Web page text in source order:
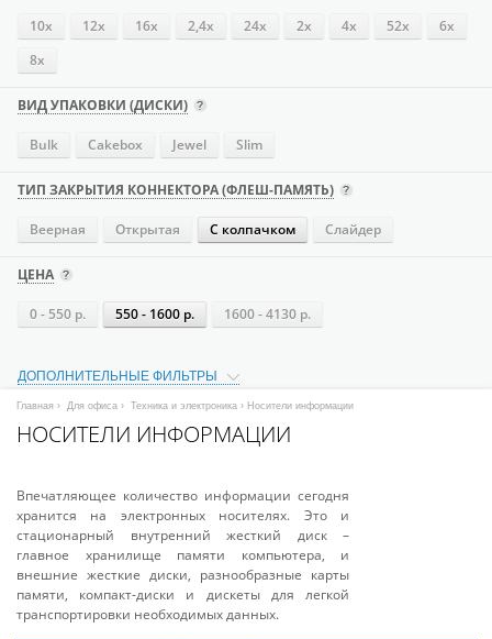
10x 12x 16х 2,4x 24х 2x 4х 52х
6x
8x
ВИД УПАКОВКИ (ДИСКИ)
Bulk Cakebox Jewel Slim
ТИП ЗАКРЫТИЯ КОННЕКТОРА (ФЛЕШ-ПАМЯТЬ)
Веерная Открытая С колпачком Слайдер
ЦЕНА
0 - 550 р. 550 - 1600 р. 1600 - 4130 р.
ДОПОЛНИТЕЛЬНЫЕ ФИЛЬТРЫ
Главная › Для офиса › Техника и электроника › Носители информации
НОСИТЕЛИ ИНФОРМАЦИИ
Впечатляющее количество информации сегодня
хранится на электронных носителях. Это и
стационарный внутренний жесткий диск –
главное хранилище памяти компьютера, и
внешние жесткие диски, разнообразные карты
памяти, компакт-диски и дискеты для легкой
транспортировки необходимых данных.